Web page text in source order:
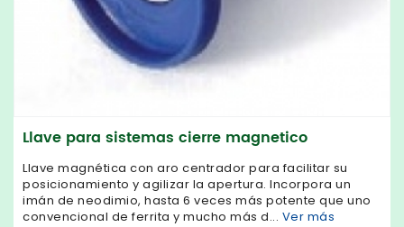
Llave para sistemas cierre magnetico
Llave magnética con aro centrador para facilitar su
posicionamiento y agilizar la apertura. Incorpora un
imán de neodimio, hasta 6 veces más potente que uno
convencional de ferrita y mucho más d... Ver más